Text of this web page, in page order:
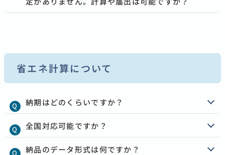
省エネ計算について
納期はどのくらいですか？
全国対応可能ですか？
納品のデータ形式は何ですか？